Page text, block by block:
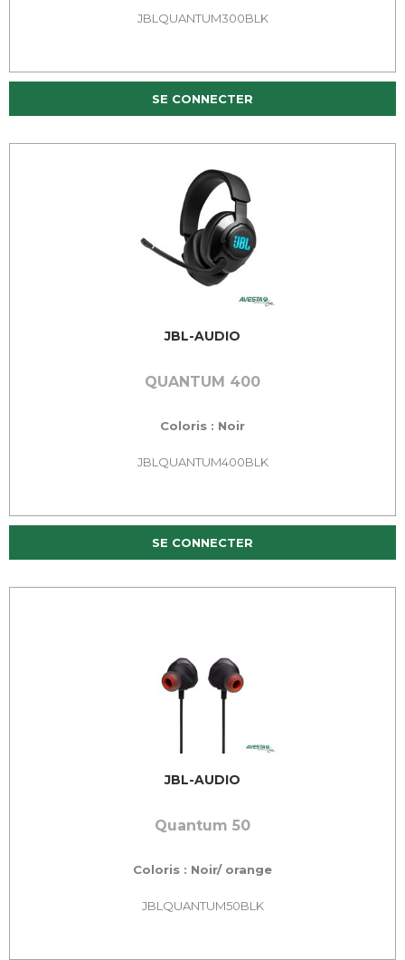
JBLQUANTUM300BLK
SE CONNECTER
JBL-AUDIO
QUANTUM 400
Coloris : Noir
JBLQUANTUM400BLK
SE CONNECTER
JBL-AUDIO
Quantum 50
Coloris : Noir/ orange
JBLQUANTUM50BLK